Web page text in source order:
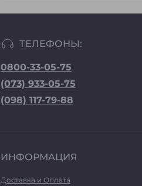
ТЕЛЕФОНЫ:
0800-33-05-75
(073) 933-05-75
(098) 117-79-88
ИНФОРМАЦИЯ
Доставка и Оплата